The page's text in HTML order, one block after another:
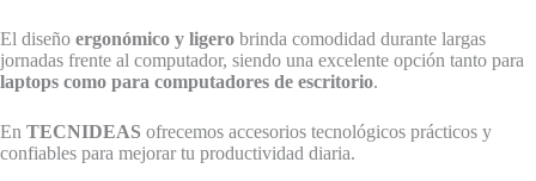
El diseño ergonómico y ligero brinda comodidad durante largas
jornadas frente al computador, siendo una excelente opción tanto para
laptops como para computadores de escritorio.
En TECNIDEAS ofrecemos accesorios tecnológicos prácticos y
confiables para mejorar tu productividad diaria.